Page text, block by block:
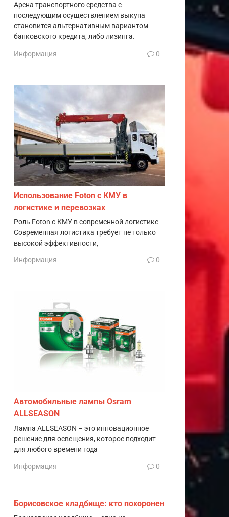
Арена транспортного средства с
последующим осуществлением выкупа
становится альтернативным вариантом
банковского кредита, либо лизинга.
Информация 0
Использование Foton с КМУ в
логистике и перевозках
Роль Foton с КМУ в современной логистике
Современная логистика требует не только
высокой эффективности,
Информация 0
Автомобильные лампы Osram
ALLSEASON
Лампа ALLSEASON – это инновационное
решение для освещения, которое подходит
для любого времени года
Информация 0
Борисовское кладбище: кто похоронен